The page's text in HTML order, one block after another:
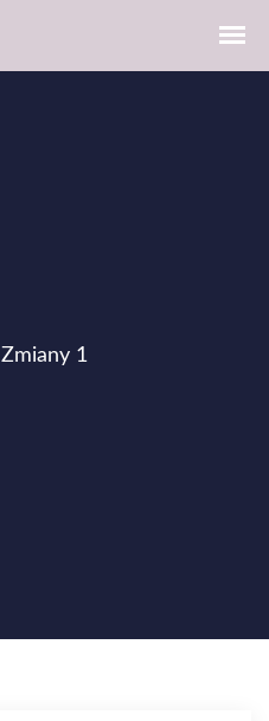
Zmiany 1